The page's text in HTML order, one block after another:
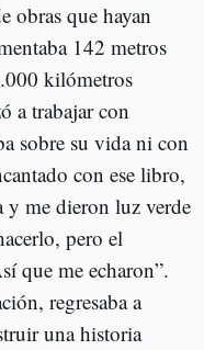
obras que hayan
142 metros
kilómetros
a trabajar con
sobre su vida ni con
con ese libro,
y me dieron luz verde
pero el
que me echaron”.
regresaba a
una historia